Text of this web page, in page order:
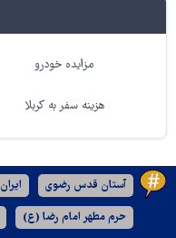
مزایده خودرو
هزینه سفر به کربلا
آستان قدس رضوی ایران
حرم مطهر امام رضا (ع)